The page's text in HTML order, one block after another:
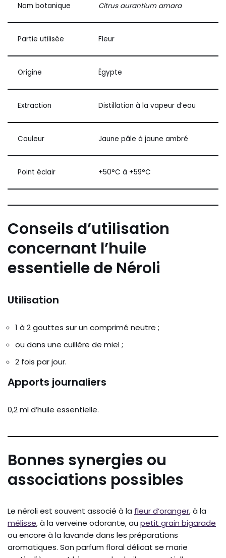
Nom botanique Citrus aurantium amara
Partie utilisée Fleur
Origine Égypte
Extraction Distillation à la vapeur d’eau
Couleur Jaune pâle à jaune ambré
Point éclair +50°C à +59°C
Conseils d’utilisation
concernant l’huile
essentielle de Néroli
Utilisation
1 à 2 gouttes sur un comprimé neutre ;
ou dans une cuillère de miel ;
2 fois par jour.
Apports journaliers
0,2 ml d’huile essentielle.
Bonnes synergies ou
associations possibles
Le néroli est souvent associé à la fleur d’oranger, à la
mélisse, à la verveine odorante, au petit grain bigarade
ou encore à la lavande dans les préparations
aromatiques. Son parfum floral délicat se marie